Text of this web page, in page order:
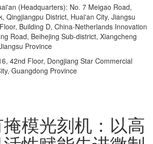
(Headquarters): No. 7 Meigao Road,
Qingjiangpu District, Huai'an City, Jiangsu
Building D, China-Netherlands Innovation
Road, Beihejing Sub-district, Xiangcheng
Province
42nd Floor, Dongjiang Star Commercial
Guangdong Province
模光刻机：以高